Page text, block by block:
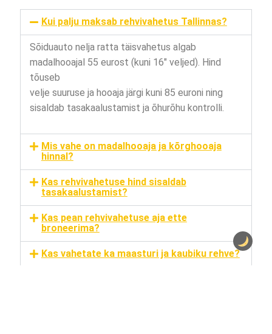
Kui palju maksab rehvivahetus Tallinnas?
Sõiduauto nelja ratta täisvahetus algab
madalhooajal 55 eurost (kuni 16″ veljed). Hind
tõuseb
velje suuruse ja hooaja järgi kuni 85 euroni ning
sisaldab tasakaalustamist ja õhurõhu kontrolli.
Mis vahe on madalhooaja ja kõrghooaja
hinnal?
Kas rehvivahetuse hind sisaldab
tasakaalustamist?
Kas pean rehvivahetuse aja ette
broneerima?
Kas vahetate ka maasturi ja kaubiku rehve?